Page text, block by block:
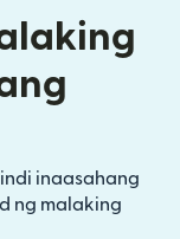
inaasahang
ng malaking